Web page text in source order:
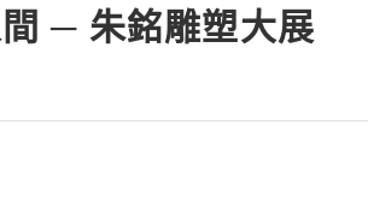
間 ─ 朱銘雕塑大展